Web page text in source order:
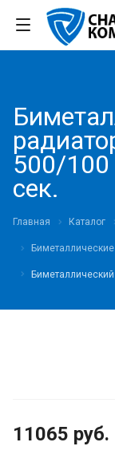
500/100
сек.
Главная Каталог
11065 руб.